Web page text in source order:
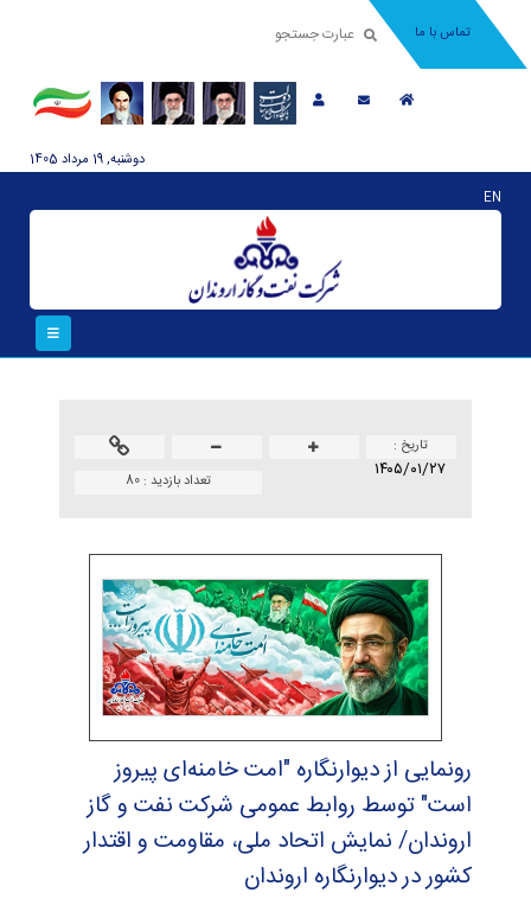
تماس با ما
دوشنبه, 19 مرداد 1405
EN
تاريخ :
۱۴۰۵/۰۱/۲۷ تعداد بازدید :80
رونمایی از دیوارنگاره "امت خامنه‌ای پیروز
است" توسط روابط عمومی شركت نفت و گاز
اروندان/ نمایش اتحاد ملی،‌ مقاومت و اقتدار
كشور در دیوارنگاره اروندان